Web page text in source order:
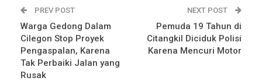
PREV POST
Warga Gedong Dalam
Cilegon Stop Proyek
Pengaspalan, Karena
Tak Perbaiki Jalan yang
Rusak
NEXT POST
Pemuda 19 Tahun di
Citangkil Diciduk Polisi
Karena Mencuri Motor